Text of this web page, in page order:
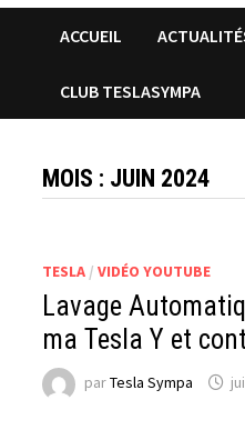
ACCUEIL
CLUB TESLASYMPA
MOIS : JUIN 2024
TESLA /VIDÉO YOUTUBE
Lavage
ma Tesla Y et
parTesla Sympa